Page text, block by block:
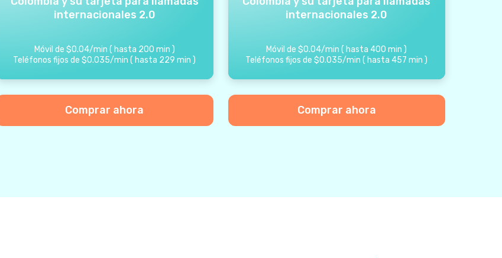
internacionales 2.0
Móvil de $0.04/min ( hasta 200 min )
Teléfonos fijos de $0.035/min ( hasta 229 min )
Comprar ahora
internacionales 2.0
Móvil de $0.04/min ( hasta 400 min )
Teléfonos fijos de $0.035/min ( hasta 457 min )
Comprar ahora